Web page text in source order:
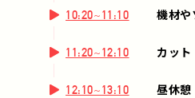
10:20~11:10 機材や
11:20~12:10 カット
12:10~13:10 昼休憩